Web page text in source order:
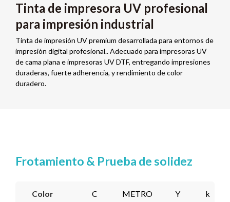
Tinta de impresora UV profesional
para impresión industrial
Tinta de impresión UV premium desarrollada para entornos de
impresión digital profesional.. Adecuado para impresoras UV
de cama plana e impresoras UV DTF, entregando impresiones
duraderas, fuerte adherencia, y rendimiento de color
duradero.
Frotamiento & Prueba de solidez
Color C METRO Y k